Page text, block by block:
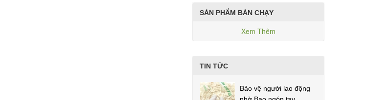
SẢN PHẨM BÁN CHẠY
Xem Thêm
TIN TỨC
Bảo vệ người lao động